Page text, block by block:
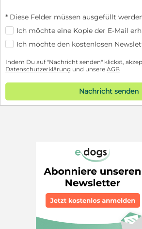
* Diese Felder müssen ausgefüllt
Ich möchte eine Kopie der E-Mail
Ich möchte den kostenlosen
Indem Du auf "Nachricht senden" klickst,
Datenschutzerklärung und unsere AGB
Nachricht senden